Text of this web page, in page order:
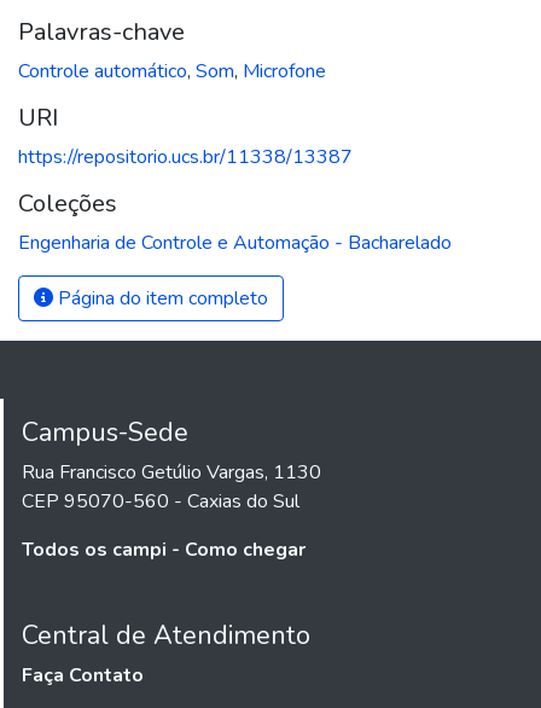
Palavras-chave
Controle automático, Som, Microfone
URI
https://repositorio.ucs.br/11338/13387
Coleções
Engenharia de Controle e Automação - Bacharelado
Página do item completo
Campus-Sede
Rua Francisco Getúlio Vargas, 1130
CEP 95070-560 - Caxias do Sul
Todos os campi - Como chegar
Central de Atendimento
Faça Contato